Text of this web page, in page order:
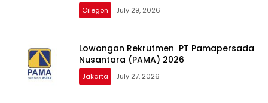
Cilegon July 29, 2026
Lowongan Rekrutmen PT Pamapersada
Nusantara (PAMA) 2026
Jakarta July 27, 2026